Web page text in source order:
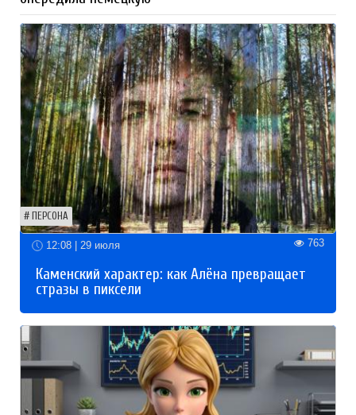
ПЕРСОНА
12:08 | 29 июля 763
Каменский характер: как Алёна превращает
стразы в пиксели